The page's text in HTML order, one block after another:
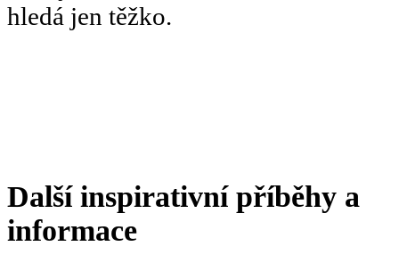
hledá jen těžko.
Další inspirativní příběhy a
informace